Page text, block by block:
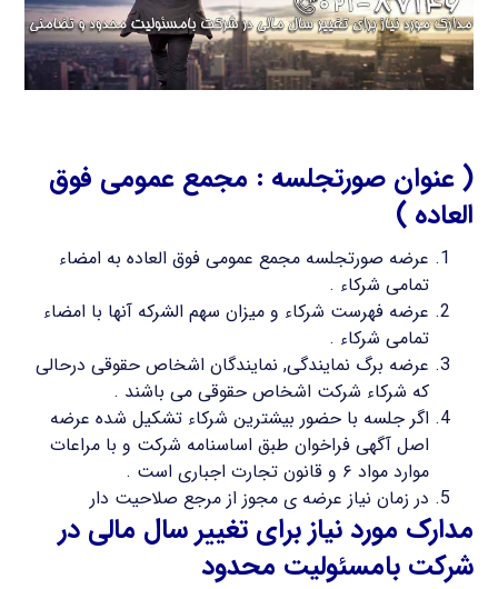
( عنوان صورتجلسه : مجمع عمومی فوق
العاده )
عرضه صورتجلسه مجمع عمومی فوق العاده به امضاء
تمامی شرکاء .
عرضه فهرست شرکاء و میزان سهم الشرکه آنها با امضاء
تمامی شرکاء .
عرضه برگ نمایندگی, نمایندگان اشخاص حقوقی درحالی
که شرکاء شرکت اشخاص حقوقی می باشند .
اگر جلسه با حضور بیشترین شرکاء تشکیل شده عرضه
اصل آگهی فراخوان طبق اساسنامه شرکت و با مراعات
موارد مواد ۶ و قانون تجارت اجباری است .
در زمان نیاز عرضه ی مجوز از مرجع صلاحیت دار
مدارک مورد نیاز برای تغییر سال مالی در
شرکت بامسئولیت محدود